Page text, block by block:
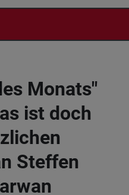
Monats"
ist doch
Steffen